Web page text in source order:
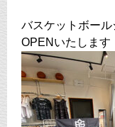
バスケットボール
OPENいたします